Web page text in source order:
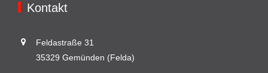
Kontakt
Feldastraße 31
35329 Gemünden (Felda)